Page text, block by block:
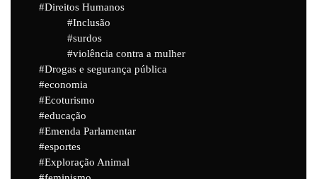
Direitos Humanos
Inclusão
surdos
violência contra a mulher
Drogas e segurança pública
economia
Ecoturismo
educação
Emenda Parlamentar
esportes
Exploração Animal